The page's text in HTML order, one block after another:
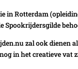
in Rotterdam
Spookrijdersgilde
zal ook dienen
in het creatieve vat